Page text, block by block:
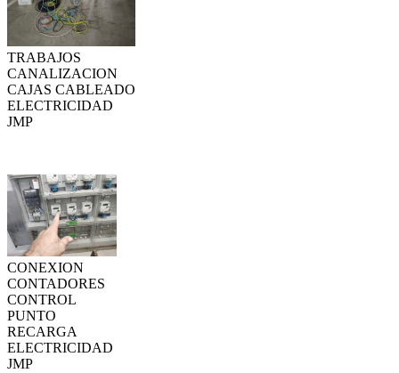
TRABAJOS
CANALIZACION
CAJAS CABLEADO
ELECTRICIDAD
JMP
CONEXION
CONTADORES
CONTROL
PUNTO
RECARGA
ELECTRICIDAD
JMP